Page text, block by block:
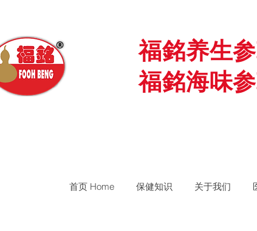
福銘养生
福銘海味
首页 Home 保健知识 关于我们